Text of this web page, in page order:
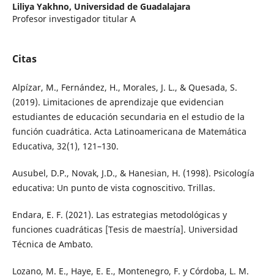
Liliya Yakhno, Universidad de Guadalajara
Profesor investigador titular A
Citas
Alpízar, M., Fernández, H., Morales, J. L., & Quesada, S.
(2019). Limitaciones de aprendizaje que evidencian
estudiantes de educación secundaria en el estudio de la
función cuadrática. Acta Latinoamericana de Matemática
Educativa, 32(1), 121–130.
Ausubel, D.P., Novak, J.D., & Hanesian, H. (1998). Psicología
educativa: Un punto de vista cognoscitivo. Trillas.
Endara, E. F. (2021). Las estrategias metodológicas y
funciones cuadráticas [Tesis de maestría]. Universidad
Técnica de Ambato.
Lozano, M. E., Haye, E. E., Montenegro, F. y Córdoba, L. M.